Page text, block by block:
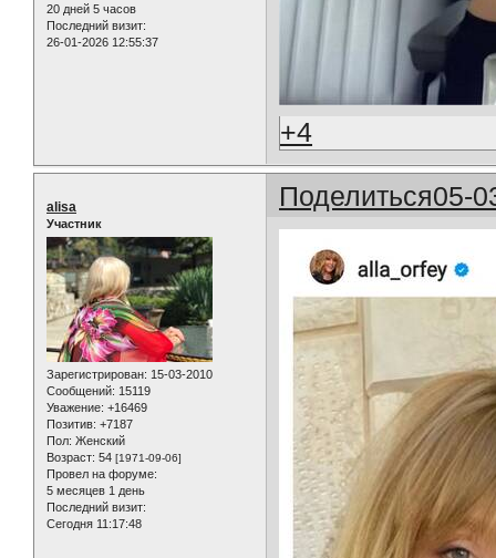
20 дней 5 часов
Последний визит:
26-01-2026 12:55:37
+4
Поделиться05-
alisa
Участник
Зарегистрирован: 15-03-2010
Сообщений: 15119
Уважение: +16469
Позитив: +7187
Пол: Женский
Возраст: 54 [1971-09-06]
Провел на форуме:
5 месяцев 1 день
Последний визит:
Сегодня 11:17:48